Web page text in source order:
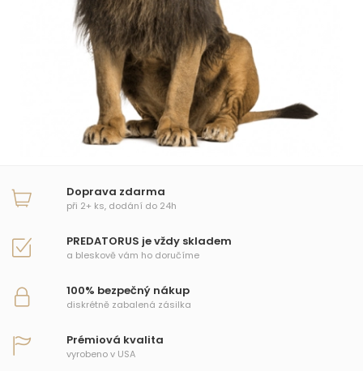
Doprava zdarma
při 2+ ks, dodání do 24h
PREDATORUS je vždy skladem
a bleskově vám ho doručíme
100% bezpečný nákup
diskrétně zabalená zásilka
Prémiová kvalita
vyrobeno v USA